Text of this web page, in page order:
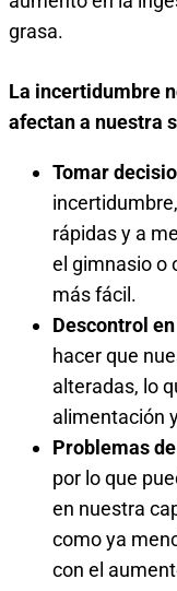
grasa.
La incertidumbre
afectan a nuestra
Tomar
rápidas y a
el gimnasio o
más fácil.
Descontrol
hacer que
alteradas, lo
alimentación
Problemas
por lo que
en nuestra
como ya
con el